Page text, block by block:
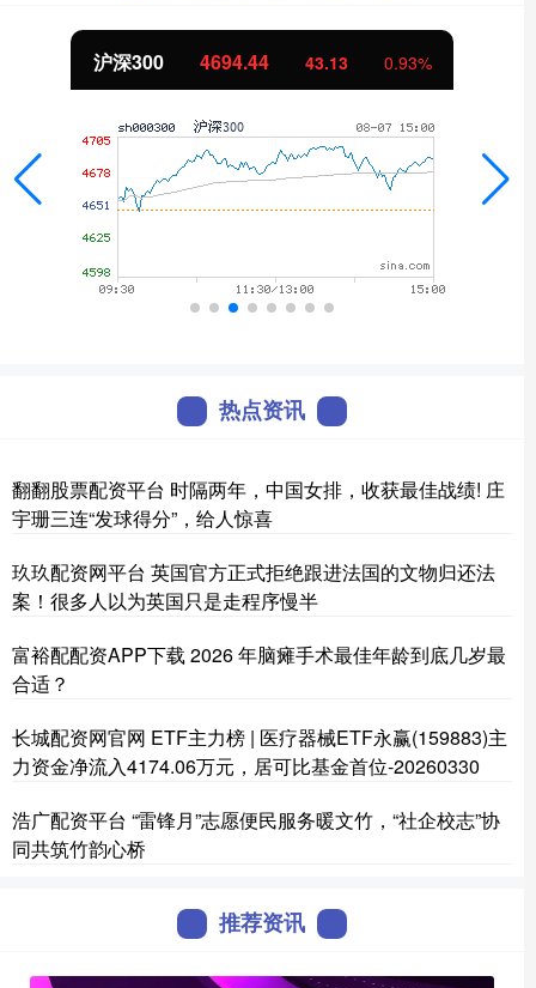
沪深300 4694.44 43.13 0.93%
热点资讯
翻翻股票配资平台 时隔两年，中国女排，收获最佳战绩! 庄
宇珊三连“发球得分”，给人惊喜
玖玖配资网平台 英国官方正式拒绝跟进法国的文物归还法
案！很多人以为英国只是走程序慢半
富裕配配资APP下载 2026 年脑瘫手术最佳年龄到底几岁最
合适？
长城配资网官网 ETF主力榜 | 医疗器械ETF永赢(159883)主
力资金净流入4174.06万元，居可比基金首位-20260330
浩广配资平台 “雷锋月”志愿便民服务暖文竹，“社企校志”协
同共筑竹韵心桥
推荐资讯